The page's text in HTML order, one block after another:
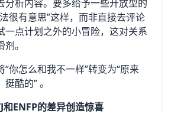
分析内容。要多给予一些开放型的
很有意思”这样，而非直接去评论
一点计划之外的小冒险，这对关系
。
“你怎么和我不一样”转变为“原来
酷的” 。
和ENFP的差异创造惊喜